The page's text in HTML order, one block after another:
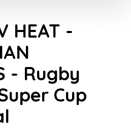
HEAT -
- Rugby
Cup